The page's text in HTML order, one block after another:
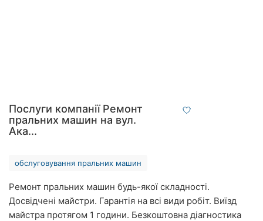
Хмельницький
Одеса
Кропивницький
Київ
Послуги компанії Ремонт
пральних машин на вул.
Ака...
обслуговування пральних машин
Ремонт пральних машин будь-якої складності.
Досвідчені майстри. Гарантія на всі види робіт. Виїзд
майстра протягом 1 години. Безкоштовна діагностика